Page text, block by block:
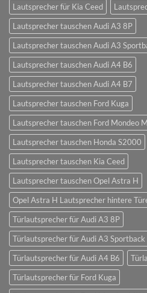
Lautsprecher für Kia Ceed
Lautsprecher tauschen Audi A3 8P
Lautsprecher tauschen Audi A3
Lautsprecher tauschen Audi A4 B6
Lautsprecher tauschen Audi A4 B7
Lautsprecher tauschen Ford Kuga
Lautsprecher tauschen Ford Mondeo
Lautsprecher tauschen Honda S2000
Lautsprecher tauschen Kia Ceed
Lautsprecher tauschen Opel Astra H
Opel Astra H Lautsprecher hintere
Türlautsprecher für Audi A3 8P
Türlautsprecher für Audi A3 Sportback
Türlautsprecher für Audi A4 B6
Türlautsprecher für Ford Kuga